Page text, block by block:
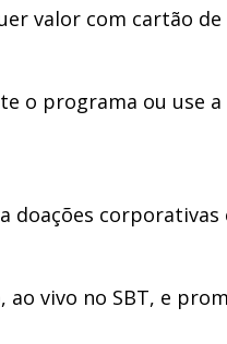
valor com cartão
o programa ou use a
doações corporativas
ao vivo no SBT, e